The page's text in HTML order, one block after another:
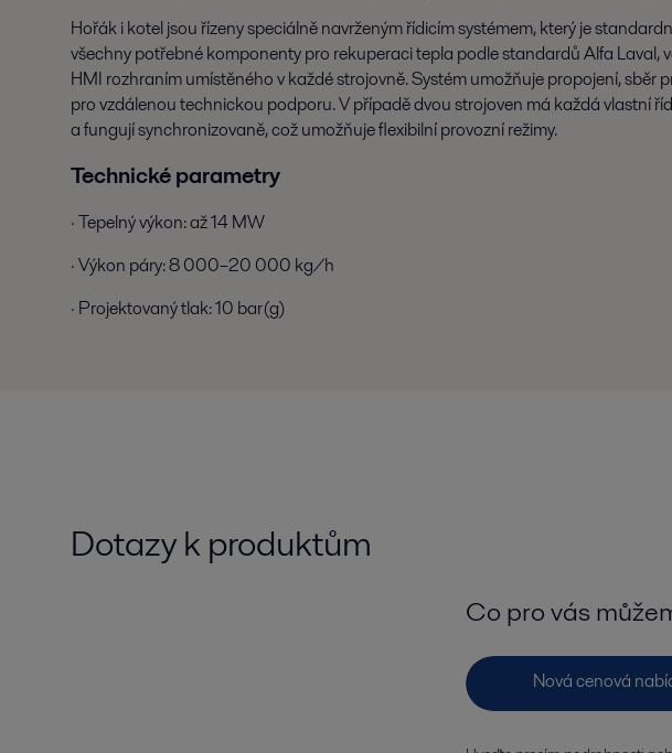
Hořák i kotel jsou řízeny speciálně navrženým řídicím systémem, který je
všechny potřebné komponenty pro rekuperaci tepla podle standardů Alfa Laval,
HMI rozhraním umístěného v každé strojovně. Systém umožňuje propojení, sběr
pro vzdálenou technickou podporu. V případě dvou strojoven má každá vlastní
a fungují synchronizovaně, což umožňuje flexibilní provozní režimy.
Technické parametry
· Tepelný výkon: až 14 MW
· Výkon páry: 8 000–20 000 kg/h
· Projektovaný tlak: 10 bar(g)
Dotazy k produktům
Co pro vás